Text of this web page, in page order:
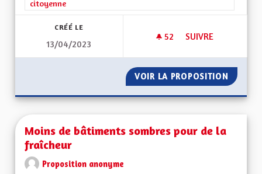
citoyenne
CRÉÉ LE
13/04/2023
52 52 ABONNÉS
SUIVRE
VOIR LA PROPOSITION MA
Moins de bâtiments sombres pour de la
fraîcheur
Proposition anonyme